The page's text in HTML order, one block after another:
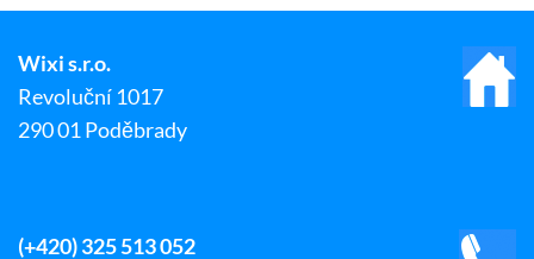
Wixi s.r.o.
Revoluční 1017
290 01 Poděbrady
(+420) 325 513 052